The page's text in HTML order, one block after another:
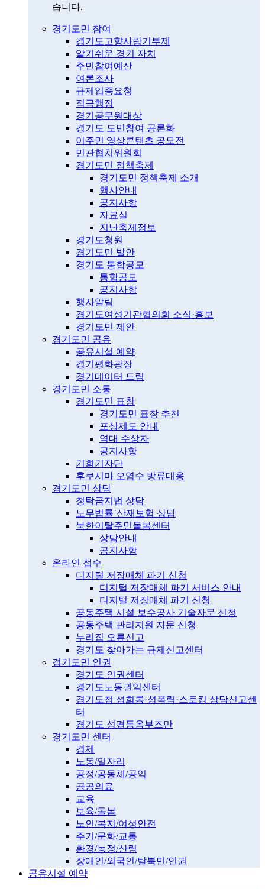
습니다.
경기도민 참여
경기도고향사랑기부제
알기쉬운 경기 자치
주민참여예산
여론조사
규제입증요청
적극행정
경기공무원대상
경기도 도민참여 공론화
이주민 영상콘텐츠 공모전
민관협치위원회
경기도민 정책축제
경기도민 정책축제 소개
행사안내
공지사항
자료실
지난축제정보
경기도청원
경기도민 발안
경기도 통합공모
통합공모
공지사항
행사알림
경기도여성기관협의회 소식·홍보
경기도민 제안
경기도민 공유
공유시설 예약
경기평화광장
경기데이터 드림
경기도민 소통
경기도민 표창
경기도민 표창 추천
포상제도 안내
역대 수상자
공지사항
기회기자단
후쿠시마 오염수 방류대응
경기도민 상담
청탁금지법 상담
노무법률˙산재보험 상담
북한이탈주민돌봄센터
상담안내
공지사항
온라인 접수
디지털 저장매체 파기 신청
디지털 저장매체 파기 서비스 안내
디지털 저장매체 파기 신청
공동주택 시설 보수공사 기술자문 신청
공동주택 관리지원 자문 신청
누리집 오류신고
경기도 찾아가는 규제신고센터
경기도민 인권
경기도 인권센터
경기도노동권익센터
경기도청 성희롱·성폭력·스토킹 상담신고센
터
경기도 성평등옴부즈만
경기도민 센터
경제
노동/일자리
공정/공동체/공익
공공의료
교육
보육/돌봄
노인/복지/여성안전
주거/문화/교통
환경/농정/산림
장애인/외국인/탈북민/인권
공유시설 예약